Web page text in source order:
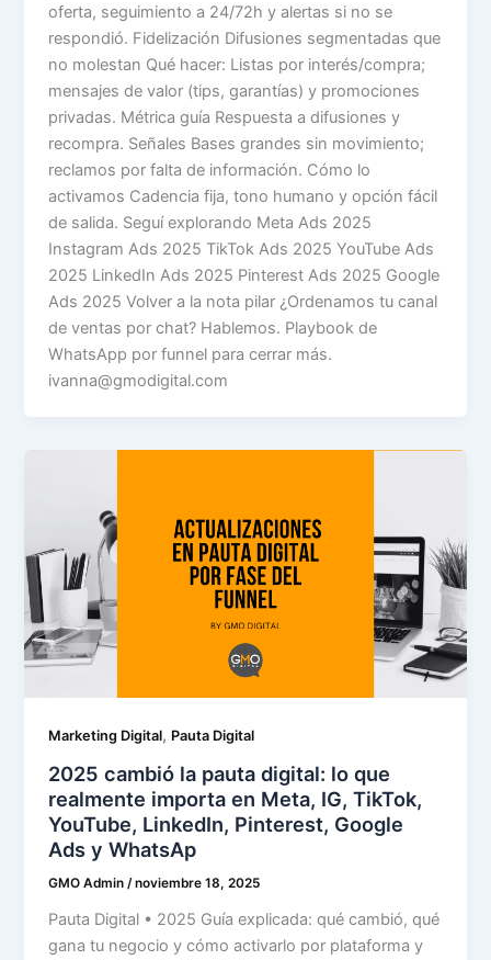
oferta, seguimiento a 24/72h y alertas si no se
respondió. Fidelización Difusiones segmentadas que
no molestan Qué hacer: Listas por interés/compra;
mensajes de valor (tips, garantías) y promociones
privadas. Métrica guía Respuesta a difusiones y
recompra. Señales Bases grandes sin movimiento;
reclamos por falta de información. Cómo lo
activamos Cadencia fija, tono humano y opción fácil
de salida. Seguí explorando Meta Ads 2025
Instagram Ads 2025 TikTok Ads 2025 YouTube Ads
2025 LinkedIn Ads 2025 Pinterest Ads 2025 Google
Ads 2025 Volver a la nota pilar ¿Ordenamos tu canal
de ventas por chat? Hablemos. Playbook de
WhatsApp por funnel para cerrar más.
ivanna@gmodigital.com
Marketing Digital, Pauta Digital
2025 cambió la pauta digital: lo que
realmente importa en Meta, IG, TikTok,
YouTube, LinkedIn, Pinterest, Google
Ads y WhatsAp
GMO Admin /noviembre 18, 2025
Pauta Digital • 2025 Guía explicada: qué cambió, qué
gana tu negocio y cómo activarlo por plataforma y